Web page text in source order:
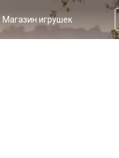
Магазин игрушек